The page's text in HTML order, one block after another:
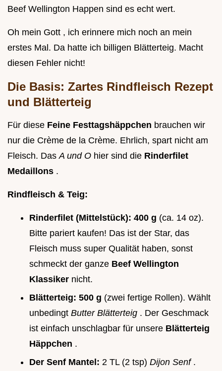
Beef Wellington Happen sind es echt wert.
Oh mein Gott , ich erinnere mich noch an mein
erstes Mal. Da hatte ich billigen Blätterteig. Macht
diesen Fehler nicht!
Die Basis: Zartes Rindfleisch Rezept
und Blätterteig
Für diese Feine Festtagshäppchen brauchen wir
nur die Crème de la Crème. Ehrlich, spart nicht am
Fleisch. DasA und O hier sind die Rinderfilet
Medaillons .
Rindfleisch & Teig:
Rinderfilet (Mittelstück): 400 g (ca. 14 oz).
Bitte pariert kaufen! Das ist der Star, das
Fleisch muss super Qualität haben, sonst
schmeckt der ganze Beef Wellington
Klassiker nicht.
Blätterteig: 500 g (zwei fertige Rollen). Wählt
unbedingt Butter Blätterteig . Der Geschmack
ist einfach unschlagbar für unsere Blätterteig
Häppchen .
Der Senf Mantel: 2 TL (2 tsp) Dijon Senf .